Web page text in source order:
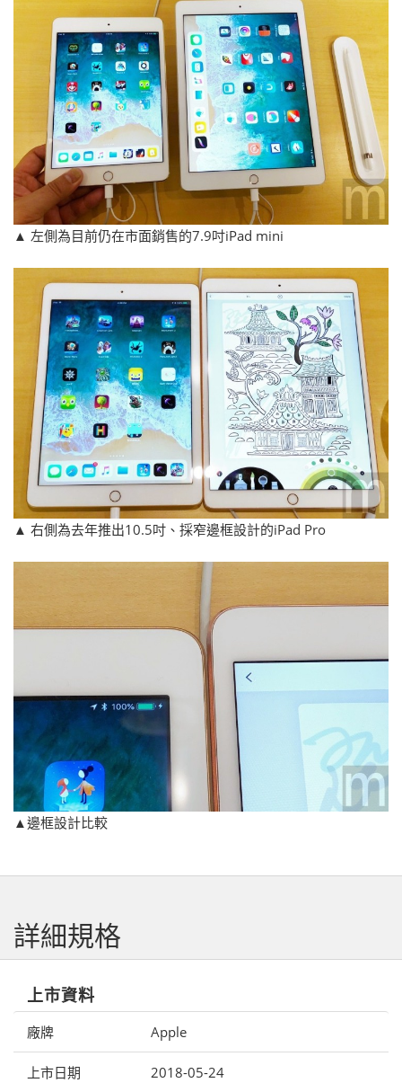
▲ 左側為目前仍在市面銷售的7.9吋iPad mini
▲ 右側為去年推出10.5吋、採窄邊框設計的iPad Pro
▲邊框設計比較
詳細規格
上市資料
廠牌 Apple
上市日期 2018-05-24